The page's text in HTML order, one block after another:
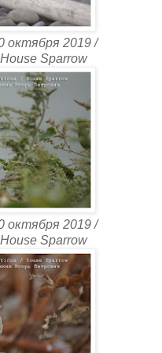
октября 2019 /
Sparrow
октября 2019 /
Sparrow